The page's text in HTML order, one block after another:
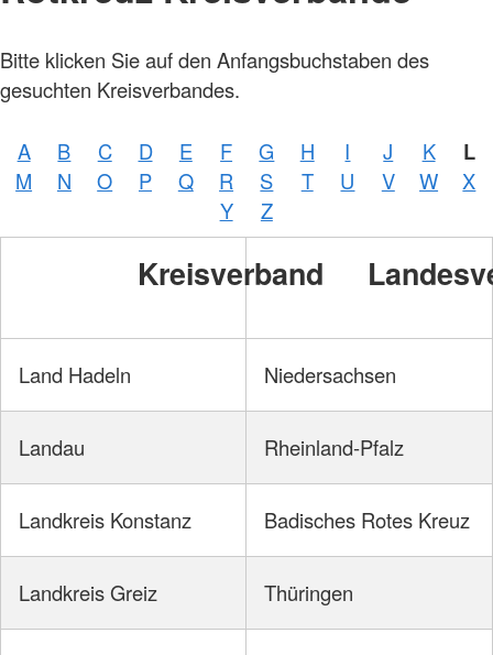
Bitte klicken Sie auf den Anfangsbuchstaben des
gesuchten Kreisverbandes.
A B C D E F G H I J K L
M N O P Q R S T U V W
X
Y
Z
Kreisverband
Land Hadeln Niedersachsen
Landau Rheinland-Pfalz
Landkreis Konstanz Badisches Rotes Kreuz
Landkreis Greiz Thüringen